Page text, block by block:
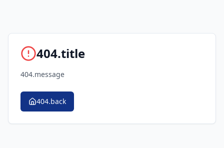
404.title
404.message
404.back